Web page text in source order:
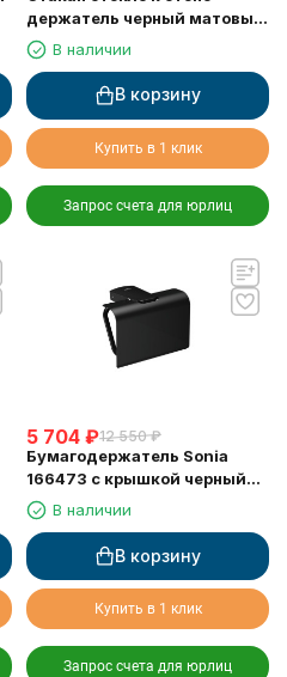
держатель черный матовый
Sonia 166442
В наличии
В корзину
Купить в 1 клик
Запрос счета для юрлиц
5 704 ₽12 550 ₽
Бумагодержатель Sonia
166473 с крышкой черный
матовый
В наличии
В корзину
Купить в 1 клик
Запрос счета для юрлиц